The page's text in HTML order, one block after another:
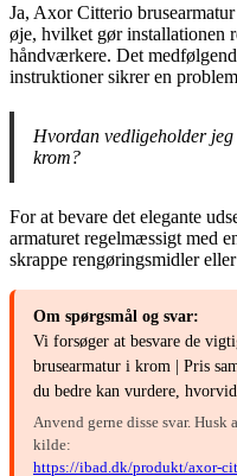
Ja, Axor Citterio
øje, hvilket gør installationen
håndværkere. Det
instruktioner sikrer en
Hvordan vedligeholder
krom?
For at bevare det elegante
armaturet regelmæssigt med
skrappe rengøringsmidler
Om spørgsmål og svar:
Vi forsøger at besvare de
brusearmatur i krom | Pris
du bedre kan vurdere,
Anvend gerne disse svar.
kilde:
https://ibad.dk/produkt/axor-